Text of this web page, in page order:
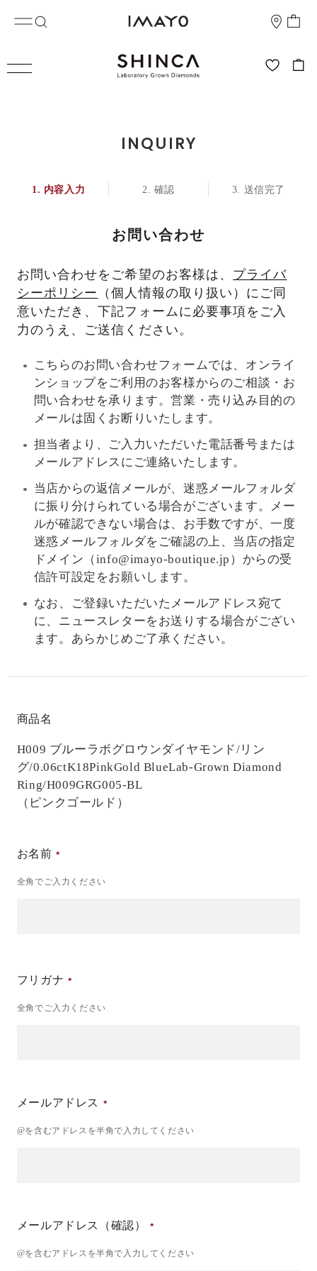
INQUIRY
内容入力 確認 送信完了
お問い合わせ
お問い合わせをご希望のお客様は、 プライバ
シーポリシー
（個人情報の取り扱い）にご同
意いただき、下記フォームに必要事項をご入
力のうえ、ご送信ください。
こちらのお問い合わせフォームでは、オンライ
ンショップをご利用のお客様からのご相談・お
問い合わせを承ります。営業・売り込み目的の
メールは固くお断りいたします。
担当者より、ご入力いただいた電話番号または
メールアドレスにご連絡いたします。
当店からの返信メールが、迷惑メールフォルダ
に振り分けられている場合がございます。メー
ルが確認できない場合は、お手数ですが、一度
迷惑メールフォルダをご確認の上、当店の指定
ドメイン（info@imayo-boutique.jp）からの受
信許可設定をお願いします。
なお、ご登録いただいたメールアドレス宛て
に、ニュースレターをお送りする場合がござい
ます。あらかじめご了承ください。
商品名
H009 ブルーラボグロウンダイヤモンド/リン
グ/0.06ctK18PinkGold BlueLab-Grown Diamond
Ring/H009GRG005-BL
（ピンクゴールド）
お名前
全角でご入力ください
フリガナ
全角でご入力ください
メールアドレス
@を含むアドレスを半角で入力してください
メールアドレス（確認）
@を含むアドレスを半角で入力してください